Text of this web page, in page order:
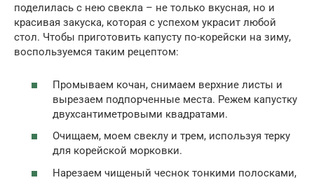
поделилась с нею свекла – не только вкусная, но и
красивая закуска, которая с успехом украсит любой
стол. Чтобы приготовить капусту по-корейски на зиму,
воспользуемся таким рецептом:
Промываем кочан, снимаем верхние листы и
вырезаем подпорченные места. Режем капустку
двухсантиметровыми квадратами.
Очищаем, моем свеклу и трем, используя терку
для корейской морковки.
Нарезаем чищеный чеснок тонкими полосками,